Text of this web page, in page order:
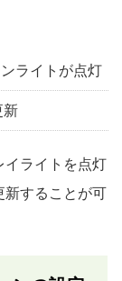
ライトが点灯
新
イライトを点灯
新することが可